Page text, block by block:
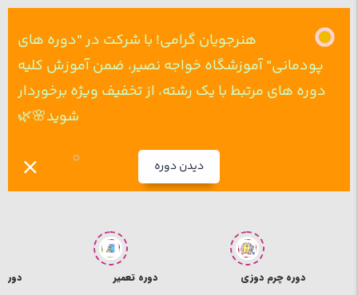
هنرجویان گرامی! با شرکت در "دوره های
پودمانی" آموزشگاه خواجه نصیر، ضمن آموزش کلیه
دوره های مرتبط با یک رشته، از تخفیف ویژه برخوردار
شوید🌸🌿
دیدن دوره
دوره تعمیر
دوره ICDL